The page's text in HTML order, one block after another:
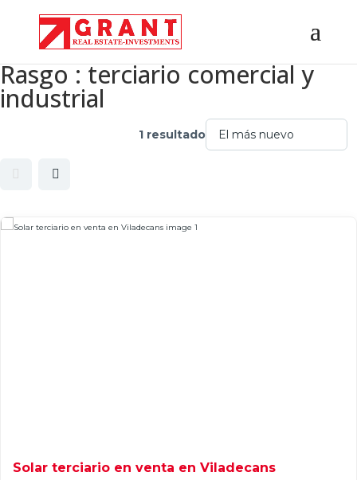
Rasgo :terciario comercial y
industrial
1 resultado
Solar terciario en venta en Viladecans